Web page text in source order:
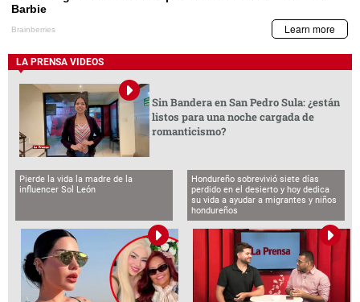
LA PRENSA VIDEOS
Sin Bandera en San Pedro Sula: ¿están
listos para una noche cargada de
romanticismo?
Pierde la vida la madre de la
influencer Sol León
Hondureño sobrevivió siete días
perdido en el desierto y hoy dedica
su vida a ayudar a migrantes y niños
hondureños